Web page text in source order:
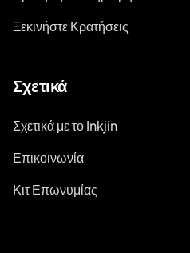
Ξεκινήστε Κρατήσεις
Σχετικά
Σχετικά με το Inkjin
Επικοινωνία
Κιτ Επωνυμίας